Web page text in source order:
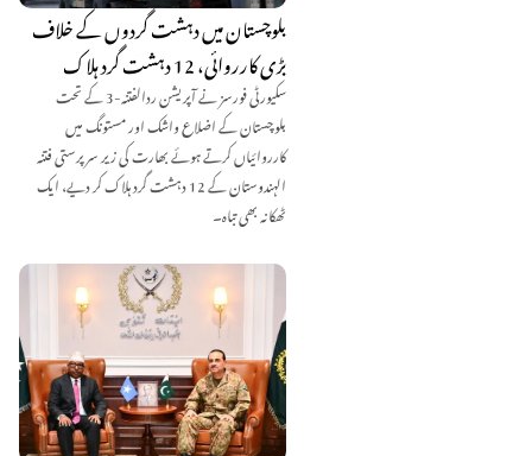
بلوچستان میں دہشت گردوں کے خلاف
بڑی کارروائی، 12 دہشت گرد ہلاک
سکیورٹی فورسز نے آپریشن ردالفتنہ-3 کے تحت
بلوچستان کے اضلاع واشک اور مستونگ میں
کارروائیاں کرتے ہوئے بھارت کی زیر سرپرستی فتنہ
الہندوستان کے 12 دہشت گرد ہلاک کر دیے، ایک
ٹھکانہ بھی تباہ۔